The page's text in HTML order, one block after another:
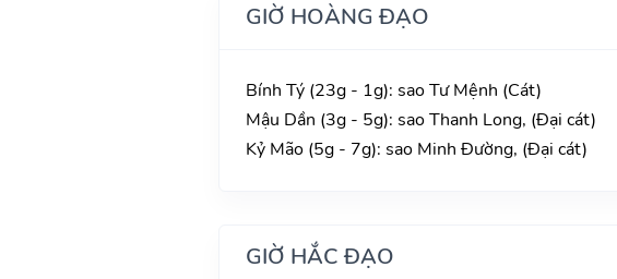
GIỜ HOÀNG ĐẠO
Bính Tý (23g - 1g): sao Tư Mệnh (Cát)
Mậu Dần (3g - 5g): sao Thanh Long, (Đại cát)
Kỷ Mão (5g - 7g): sao Minh Đường, (Đại cát)
GIỜ HẮC ĐẠO